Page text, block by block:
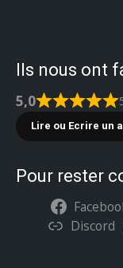
Ils nous ont
5,0
Lire ou Ecrire un
Pour rester
Discord